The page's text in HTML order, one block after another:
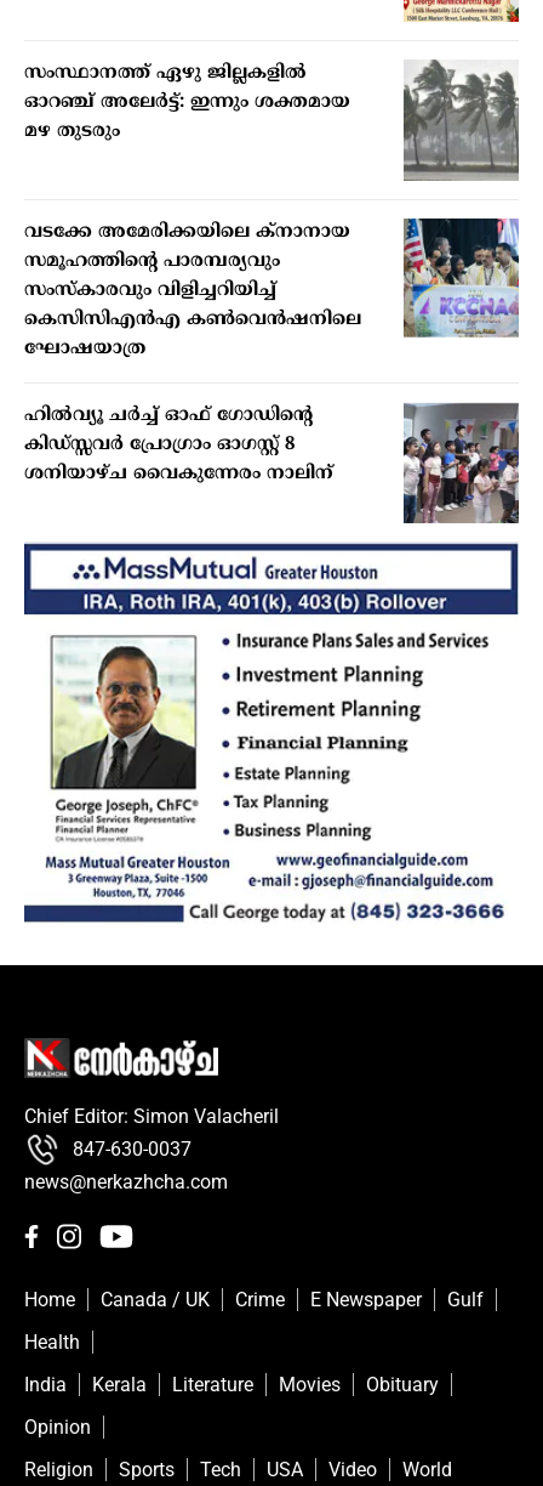
സംസ്ഥാനത്ത് ഏഴു ജില്ലകളില്‍
ഓറഞ്ച് അലേര്‍ട്ട്: ഇന്നും ശക്തമായ
മഴ തുടരും
വടക്കേ അമേരിക്കയിലെ ക്‌നാനായ
സമൂഹത്തിന്റെ പാരമ്പര്യവും
സംസ്‌കാരവും വിളിച്ചറിയിച്ച്
കെസിസിഎന്‍എ കണ്‍വെന്‍ഷനിലെ
ഘോഷയാത്ര
ഹില്‍വ്യൂ ചര്‍ച്ച് ഓഫ് ഗോഡിന്റെ
കിഡ്സ്സവര്‍ പ്രോഗ്രാം ഓഗസ്റ്റ് 8
ശനിയാഴ്ച വൈകുന്നേരം നാലിന്
Chief Editor: Simon Valacheril
847-630-0037
news@nerkazhcha.com
Home Canada / UK Crime E Newspaper
Gulf
Health
India
Kerala Literature Movies
Obituary
Opinion
Religion
Sports Tech USA Video World